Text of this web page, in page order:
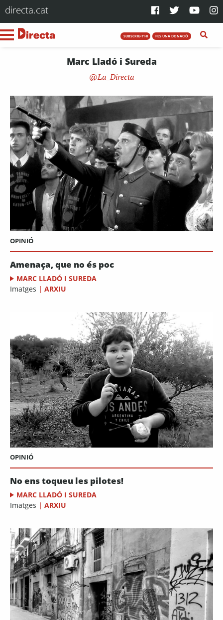
directa.cat
SUBSCRIU-T'HI FES UNA DONACIÓ
Marc Lladó i Sureda
La_Directa
OPINIÓ
Amenaça, que no és poc
MARC LLADÓ I SUREDA
Imatges | ARXIU
OPINIÓ
No ens toqueu les pilotes!
MARC LLADÓ I SUREDA
Imatges | ARXIU